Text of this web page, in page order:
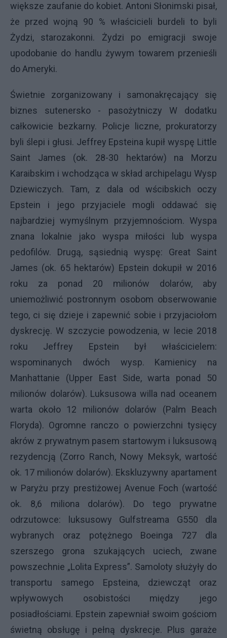
większe zaufanie do kobiet. Antoni Słonimski pisał,
że przed wojną 90 % właścicieli burdeli to byli
Żydzi, starozakonni. Żydzi po emigracji swoje
upodobanie do handlu żywym towarem przenieśli
do Ameryki.
Świetnie zorganizowany i samonakręcający się
biznes sutenersko - pasożytniczy W dodatku
całkowicie bezkarny. Policje liczne, prokuratorzy
byli ślepi i głusi. Jeffrey Epsteina kupił wyspę Little
Saint James (ok. 28-30 hektarów) na Morzu
Karaibskim i wchodząca w skład archipelagu Wysp
Dziewiczych. Tam, z dala od wścibskich oczy
Epstein i jego przyjaciele mogli oddawać się
najbardziej wymyślnym przyjemnościom. Wyspa
znana lokalnie jako wyspa miłości lub wyspa
pedofilów. Drugą, sąsiednią wyspę: Great Saint
James (ok. 65 hektarów) Epstein dokupił w 2016
roku za ponad 20 milionów dolarów, aby
uniemożliwić postronnym osobom obserwowanie
tego, ci się dzieje i zapewnić sobie i przyjaciołom
dyskrecję. W szczycie powodzenia, w lecie 2018
roku Jeffrey Epstein był właścicielem:
wspominanych dwóch wysp. Kamienicy na
Manhattanie (Upper East Side, warta ponad 50
milionów dolarów). Luksusowa willa nad oceanem
warta około 12 milionów dolarów (Palm Beach
Floryda). Ogromne ranczo o powierzchni tysięcy
akrów z prywatnym pasem startowym i luksusową
rezydencją (Zorro Ranch, Nowy Meksyk, wartość
ok. 17 milionów dolarów). Ekskluzywny apartament
w Paryżu przy prestiżowej Avenue Foch (wartość
ok. 8,6 miliona dolarów). Do tego prywatne
odrzutowce: luksusowy Gulfstreama G550 dla
wybranych oraz potężnego Boeinga 727 dla
szerszego grona szukających uciech, zwane
powszechnie „Lolita Express”. Samoloty służyły do
transportu samego Epsteina, dziewcząt oraz
wpływowych osobistości między jego
posiadłościami. Epstein zapewniał swoim gościom
świetną obsługę i pełną dyskrecje. Plus garaże